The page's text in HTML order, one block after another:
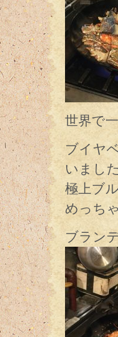
世界で
ブイヤ
いまし
極上ブ
めっち
ブラン